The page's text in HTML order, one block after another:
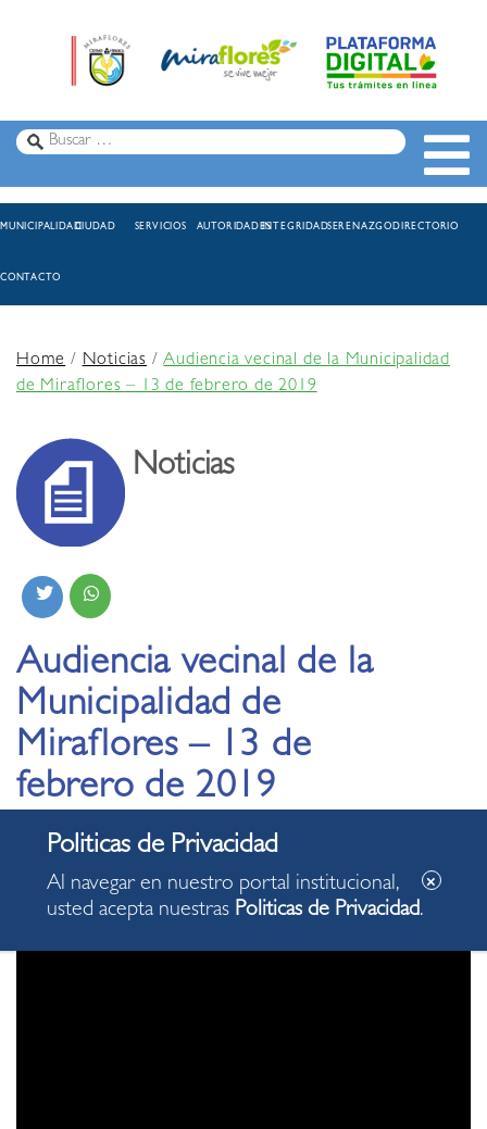
MUNICIPALIDADCIUDAD SERVICIOS AUTORIDADESINTEGRIDADSERENAZGODIRECTORIO
CONTACTO
Home/Noticias /Audiencia vecinal de la Municipalidad
de Miraflores – 13 de febrero de 2019
Noticias
Audiencia vecinal de la
Municipalidad de
Miraflores – 13 de
febrero de 2019
Al navegar en nuestro portal institucional,
usted acepta nuestras Politicas de Privacidad.